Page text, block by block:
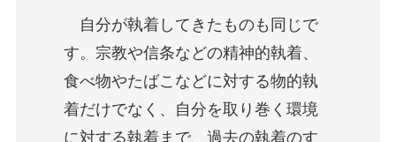
自分が執着してきたものも同じで
す。宗教や信条などの精神的執着、
食べ物やたばこなどに対する物的執
着だけでなく、自分を取り巻く環境
に対する執着まで、過去の執着のす